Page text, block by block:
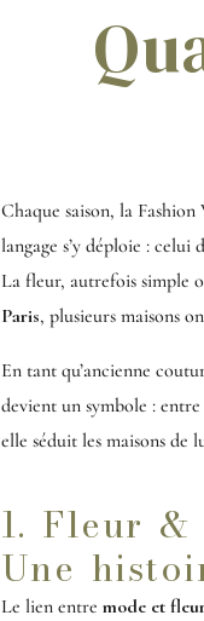
Chaque saison, la
langage s’y déploie : celui
La fleur, autrefois simple
Paris, plusieurs maisons
En tant qu’ancienne
devient un symbole :
elle séduit les maisons
1. Fleur
Une
Le lien entre mode et